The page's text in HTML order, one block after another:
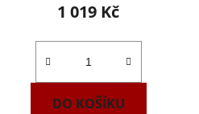
1 019 Kč
DO KOŠÍKU